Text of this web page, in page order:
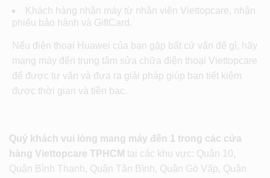
Khách hàng nhận máy từ nhân viên Viettopcare, nhận
phiếu bảo hành và GiftCard.
Nếu điện thoại Huawei của bạn gặp bất cứ vấn để gì, hãy
mang máy đến trung tâm sửa chữa điện thoại Viettopcare
để được tư vấn và đưa ra giải pháp giúp bạn tiết kiệm
được thời gian và tiền bạc.
Quý khách vui lòng mang máy đến 1 trong các cửa
hàng Viettopcare TPHCM tại các khu vực: Quận 10,
Quận Bình Thạnh, Quận Tân Bình, Quận Gò Vấp, Quận